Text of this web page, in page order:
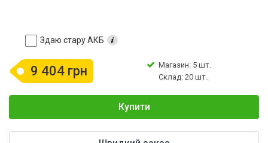
Здаю стару АКБ
9 404 грн
Магазин: 5 шт.
Склад: 20 шт.
Купити